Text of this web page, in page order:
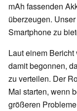
mAh fassenden
überzeugen. Unser
Smartphone zu
Laut einem Bericht
damit begonnen,
zu verteilen. Der
Mai starten, wenn
größeren